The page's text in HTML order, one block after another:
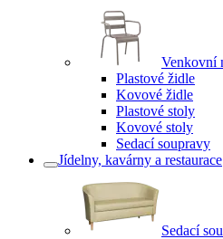
Venkovní
Plastové židle
Kovové židle
Plastové stoly
Kovové stoly
Sedací soupravy
Jídelny, kavárny a restaurace
Sedací